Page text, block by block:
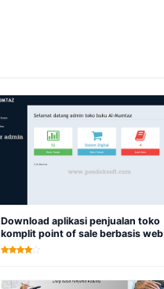
Download aplikasi penjualan toko
komplit point of sale berbasis web